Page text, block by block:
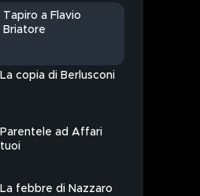
Tapiro a Flavio
Briatore
La copia di Berlusconi
Parentele ad Affari
tuoi
La febbre di Nazzaro